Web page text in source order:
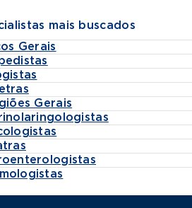
mais buscados
Gerais
Gerais